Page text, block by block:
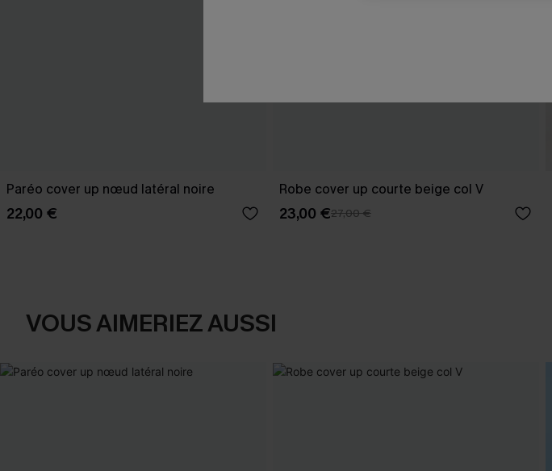
Paréo cover up nœud latéral noire
22,00 €
Robe cover up courte beige col V
23,00 €27,00 €
VOUS AIMERIEZ AUSSI